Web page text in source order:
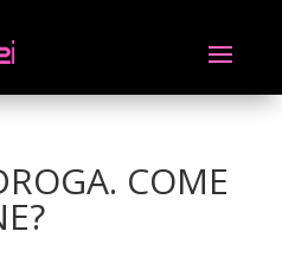
COME